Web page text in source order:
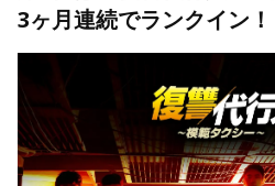
3ヶ月連続でランクイン！